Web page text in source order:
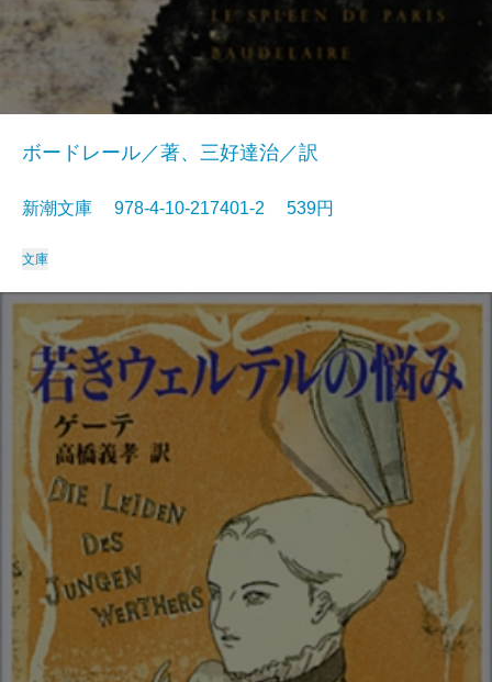
ボードレール／著、三好達治／訳
新潮文庫 978-4-10-217401-2 539円
文庫